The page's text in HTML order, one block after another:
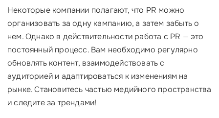
Некоторые компании полагают, что PR можно
организовать за одну кампанию, а затем забыть о
нем. Однако в действительности работа с PR — это
постоянный процесс. Вам необходимо регулярно
обновлять контент, взаимодействовать с
аудиторией и адаптироваться к изменениям на
рынке. Становитесь частью медийного пространства
и следите за трендами!